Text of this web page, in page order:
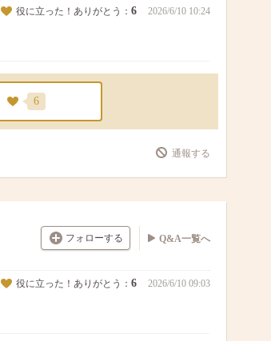
役に立った！ありがとう： 6 2026/6/10 10:24
6
通報する
フォローする Q&A一覧へ
役に立った！ありがとう： 6 2026/6/10 09:03